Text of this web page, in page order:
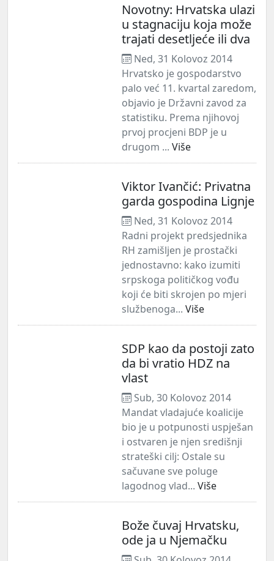
Novotny: Hrvatska ulazi
u stagnaciju koja može
trajati desetljeće ili dva
Ned, 31 Kolovoz 2014
Hrvatsko je gospodarstvo
palo već 11. kvartal zaredom,
objavio je Državni zavod za
statistiku. Prema njihovoj
prvoj procjeni BDP je u
drugom ... Više
Viktor Ivančić: Privatna
garda gospodina Lignje
Ned, 31 Kolovoz 2014
Radni projekt predsjednika
RH zamišljen je prostački
jednostavno: kako izumiti
srpskoga političkog vođu
koji će biti skrojen po mjeri
službenoga... Više
SDP kao da postoji zato
da bi vratio HDZ na
vlast
Sub, 30 Kolovoz 2014
Mandat vladajuće koalicije
bio je u potpunosti uspješan
i ostvaren je njen središnji
strateški cilj: Ostale su
sačuvane sve poluge
lagodnog vlad... Više
Bože čuvaj Hrvatsku,
ode ja u Njemačku